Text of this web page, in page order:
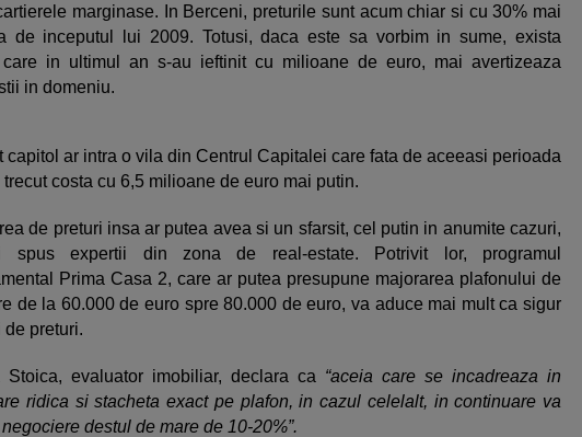
marginase. In Berceni, preturile sunt acum chiar si cu 30% mai
de inceputul lui 2009. Totusi, daca este sa vorbim in sume, exista
in ultimul an s-au ieftinit cu milioane de euro, mai avertizeaza
in domeniu.
capitol ar intra o vila din Centrul Capitalei care fata de aceeasi perioada
costa cu 6,5 milioane de euro mai putin.
de preturi insa ar putea avea si un sfarsit, cel putin in anumite cazuri,
spus expertii din zona de real-estate. Potrivit lor, programul
Prima Casa 2, care ar putea presupune majorarea plafonului de
de la 60.000 de euro spre 80.000 de euro, va aduce mai mult ca sigur
de preturi.
Stoica, evaluator imobiliar, declara ca “aceia care se incadreaza in
ridica si stacheta exact pe plafon, in cazul celelalt, in continuare va
destul de mare de 10-20%”.